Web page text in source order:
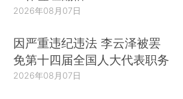
2026年08月07日
因严重违纪违法 李云泽被罢
免第十四届全国人大代表职务
2026年08月07日